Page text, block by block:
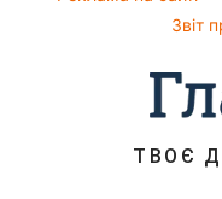
Алла Пугачова
Звіт
ТВОЄ